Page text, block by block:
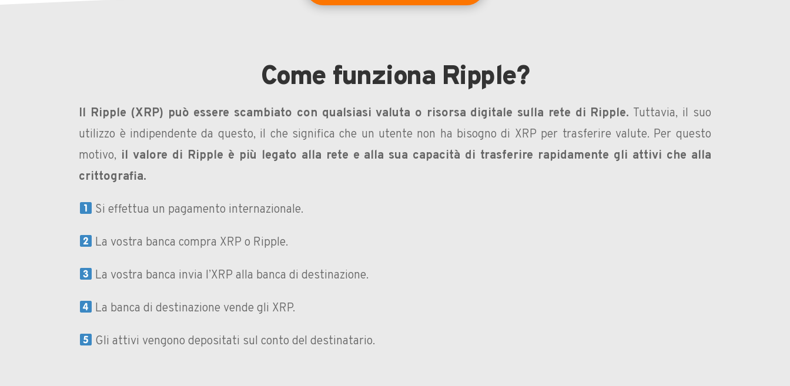
Come funziona Ripple?
Il Ripple (XRP) può essere scambiato con qualsiasi valuta o risorsa digitale sulla rete di Ripple. Tuttavia, il suo
utilizzo è indipendente da questo, il che significa che un utente non ha bisogno di XRP per trasferire valute. Per questo
motivo, il valore di Ripple è più legato alla rete e alla sua capacità di trasferire rapidamente gli attivi che alla
crittografia.
Si effettua un pagamento internazionale.
La vostra banca compra XRP o Ripple.
La vostra banca invia l’XRP alla banca di destinazione.
La banca di destinazione vende gli XRP.
Gli attivi vengono depositati sul conto del destinatario.